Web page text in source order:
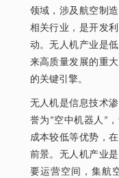
领域，涉及航空制
相关行业，是开发
动。无人机产业是
来高质量发展的重
的关键引擎。
无人机是信息技术
誉为“空中机器人”
成本较低等优势，
前景。无人机产业
要运营空间，集航